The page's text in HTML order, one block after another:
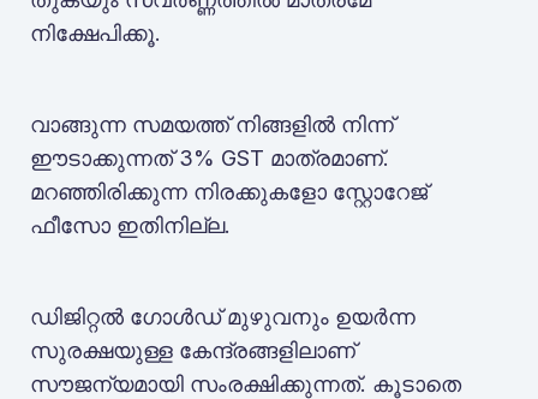
നിക്ഷേപിക്കൂ.
വാങ്ങുന്ന സമയത്ത് നിങ്ങളിൽ നിന്ന്
ഈടാക്കുന്നത് 3% GST മാത്രമാണ്.
മറഞ്ഞിരിക്കുന്ന നിരക്കുകളോ സ്റ്റോറേജ്
ഫീസോ ഇതിനില്ല.
ഡിജിറ്റൽ ഗോൾഡ് മുഴുവനും ഉയർന്ന
സുരക്ഷയുള്ള കേന്ദ്രങ്ങളിലാണ്
സൗജന്യമായി സംരക്ഷിക്കുന്നത്. കൂടാതെ